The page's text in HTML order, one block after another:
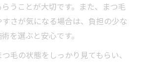
うことが大切です。また、まつ毛
さが気になる場合は、負担の少な
を選ぶと安心です。
毛の状態をしっかり見てもらい、